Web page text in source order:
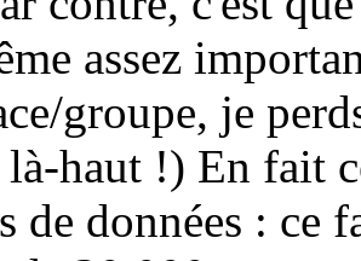
assez
groupe, je
haut !) En fait
de données :